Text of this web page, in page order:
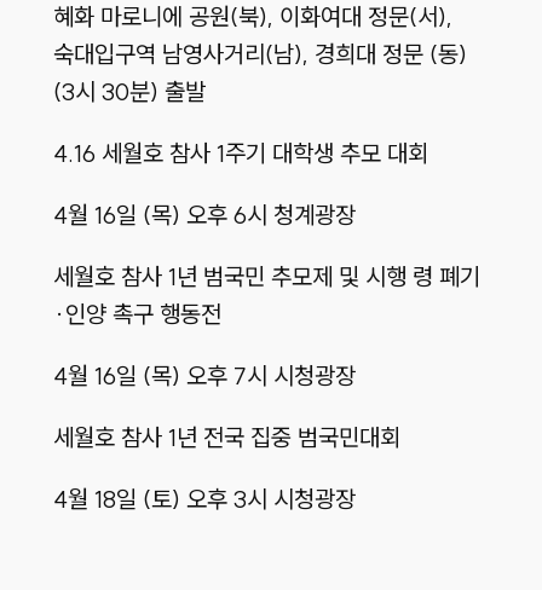
혜화 마로니에 공원(북), 이화여대 정문(서),
숙대입구역 남영사거리(남), 경희대 정문 (동)
(3시 30분) 출발
4.16 세월호 참사 1주기 대학생 추모 대회
4월 16일 (목) 오후 6시 청계광장
세월호 참사 1년 범국민 추모제 및 시행 령 폐기
·인양 촉구 행동전
4월 16일 (목) 오후 7시 시청광장
세월호 참사 1년 전국 집중 범국민대회
4월 18일 (토) 오후 3시 시청광장